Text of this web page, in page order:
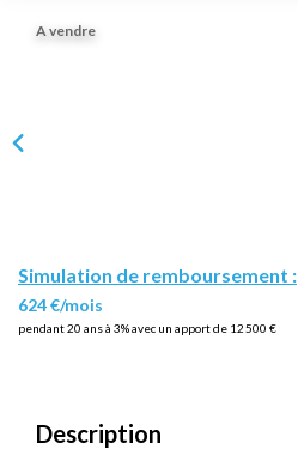
A vendre
Simulation de remboursement :
624 €/mois
pendant 20 ans à 3% avec un apport de 12 500 €
Description